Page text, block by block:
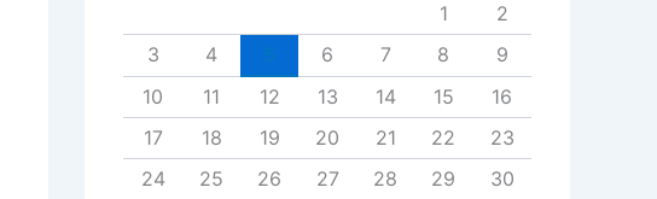
1
2
3
4 6 7 8
9
10
11 12 13 14 15
16
17
18 19 20 21 22
23
24
25 26 27 28 29
30